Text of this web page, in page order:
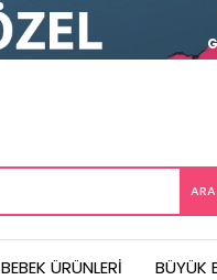
BEBEK ÜRÜNLERI BÜYÜK